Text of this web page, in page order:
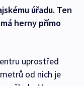
úřadu. Ten
herny přímo
uprostřed
od nich je